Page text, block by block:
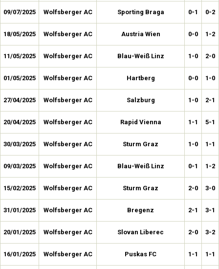
09/07/2025 Wolfsberger AC Sporting Braga 0-1 0-2
18/05/2025 Wolfsberger AC Austria Wien 0-0 1-2
11/05/2025 Wolfsberger AC Blau-Weiß Linz 1-0 2-0
01/05/2025 Wolfsberger AC Hartberg 0-0 1-0
27/04/2025 Wolfsberger AC Salzburg 1-0 2-1
20/04/2025 Wolfsberger AC Rapid Vienna 1-1 5-1
30/03/2025 Wolfsberger AC Sturm Graz 1-0 1-1
09/03/2025 Wolfsberger AC Blau-Weiß Linz 0-1 1-2
15/02/2025 Wolfsberger AC Sturm Graz 2-0 3-0
31/01/2025 Wolfsberger AC Bregenz 2-1 3-1
20/01/2025 Wolfsberger AC Slovan Liberec 2-0 3-2
16/01/2025 Wolfsberger AC Puskas FC 1-1 1-1